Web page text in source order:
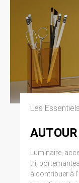
Les Essentiels
Luminaire,
tri,
à contribuer à
le site
« les
forme que
auxquelles
loi n° 78-17